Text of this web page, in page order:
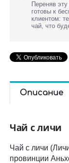
Переняв
готовы к
клиентом:
чай, что
Описание
Чай с личи
Чай с личи
провинции